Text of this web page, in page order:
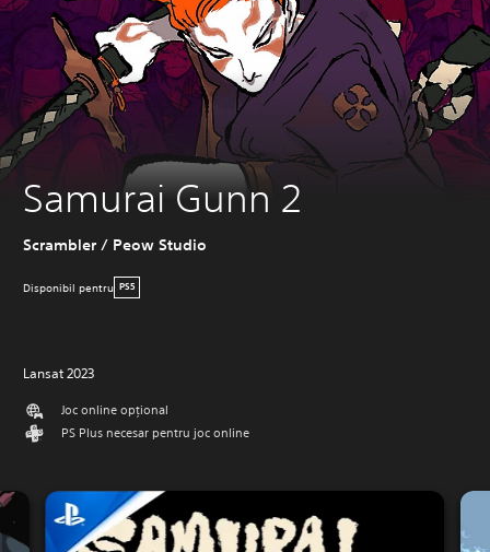
Samurai Gunn 2
Scrambler / Peow Studio
Disponibil pentru PS5
Lansat 2023
Joc online opţional
PS Plus necesar pentru joc online